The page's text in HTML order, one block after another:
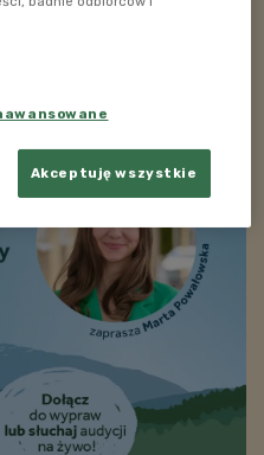
Akceptuję wszystkie